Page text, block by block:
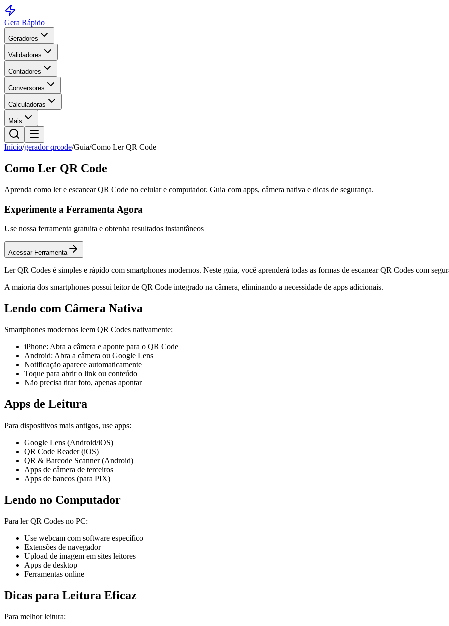
Gera Rápido
Geradores
Validadores
Contadores
Conversores
Calculadoras
Mais
Início/gerador qrcode/Guia/Como Ler QR Code
Como Ler QR Code
Aprenda como ler e escanear QR Code no celular e computador. Guia com apps, câmera nativa e dicas de segurança.
Experimente a Ferramenta Agora
Use nossa ferramenta gratuita e obtenha resultados instantâneos
Acessar Ferramenta
Ler QR Codes é simples e rápido com smartphones modernos. Neste guia, você aprenderá todas as formas de escanear QR Codes com
A maioria dos smartphones possui leitor de QR Code integrado na câmera, eliminando a necessidade de apps adicionais.
Lendo com Câmera Nativa
Smartphones modernos leem QR Codes nativamente:
iPhone: Abra a câmera e aponte para o QR Code
Android: Abra a câmera ou Google Lens
Notificação aparece automaticamente
Toque para abrir o link ou conteúdo
Não precisa tirar foto, apenas apontar
Apps de Leitura
Para dispositivos mais antigos, use apps:
Google Lens (Android/iOS)
QR Code Reader (iOS)
QR & Barcode Scanner (Android)
Apps de câmera de terceiros
Apps de bancos (para PIX)
Lendo no Computador
Para ler QR Codes no PC:
Use webcam com software específico
Extensões de navegador
Upload de imagem em sites leitores
Apps de desktop
Ferramentas online
Dicas para Leitura Eficaz
Para melhor leitura: